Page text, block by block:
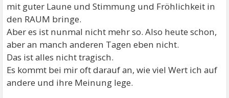
mit guter Laune und Stimmung und Fröhlichkeit in
den RAUM bringe.
Aber es ist nunmal nicht mehr so. Also heute schon,
aber an manch anderen Tagen eben nicht.
Das ist alles nicht tragisch.
Es kommt bei mir oft darauf an, wie viel Wert ich auf
andere und ihre Meinung lege.